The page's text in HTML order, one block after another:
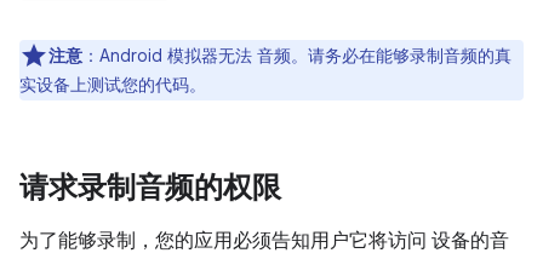
注意 ：Android 模拟器无法 音频。请务必在能够录制音频的真
实设备上测试您的代码。
请求录制音频的权限
为了能够录制，您的应用必须告知用户它将访问 设备的音